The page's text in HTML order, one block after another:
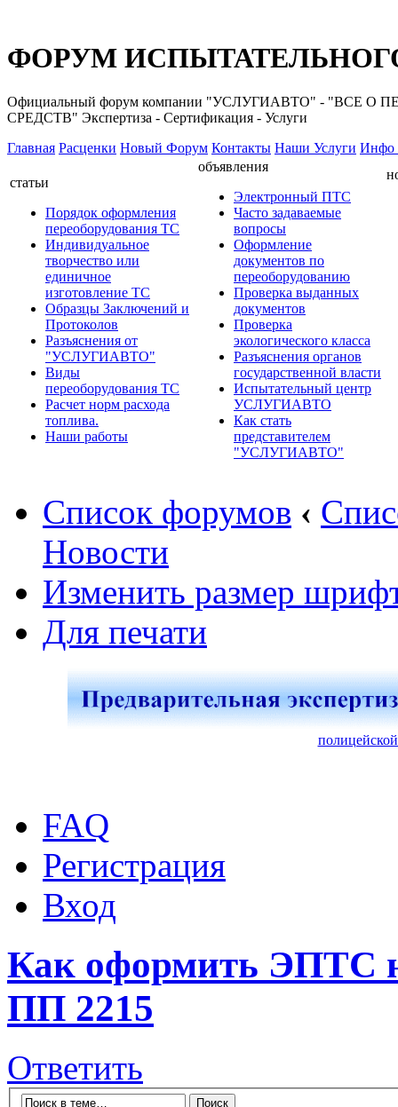
ФОРУМ
Официальный форум компании "УСЛУГИАВТО" -
СРЕДСТВ" Экспертиза - Сертификация - Услуги
Главная Расценки Новый Форум Контакты Наши Услуги Инфо
статьи
Порядок оформления
переоборудования ТС
Индивидуальное
творчество или
единичное
изготовление ТС
Образцы Заключений и
Протоколов
Разъяснения от
"УСЛУГИАВТО"
Виды
переоборудования ТС
Расчет норм расхода
топлива.
Наши работы
объявления
Электронный ПТС
Часто задаваемые
вопросы
Оформление
документов по
переоборудованию
Проверка выданных
документов
Проверка
экологического класса
Разъяснения органов
государственной власти
Испытательный центр
УСЛУГИАВТО
Как стать
представителем
"УСЛУГИАВТО"
Список форумов ‹
Новости
Изменить размер
Для печати
FAQ
Регистрация
Вход
Как оформить ЭПТС
ПП 2215
Ответить